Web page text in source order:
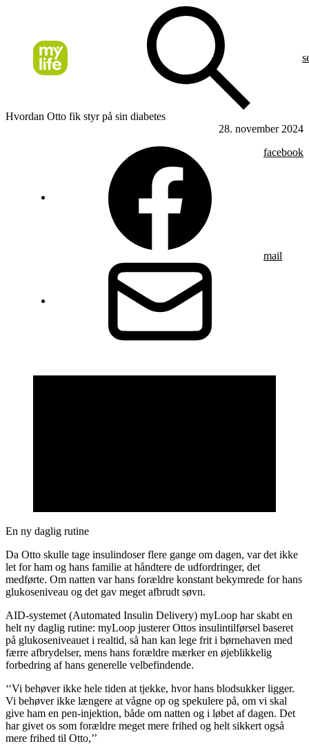
Hvordan Otto fik styr på sin diabetes
28. november 2024
facebook
mail
En ny daglig rutine
Da Otto skulle tage insulindoser flere gange om dagen, var det ikke
let for ham og hans familie at håndtere de udfordringer, det
medførte. Om natten var hans forældre konstant bekymrede for hans
glukoseniveau og det gav meget afbrudt søvn.
AID-systemet (Automated Insulin Delivery) myLoop har skabt en
helt ny daglig rutine: myLoop justerer Ottos insulintilførsel baseret
på glukoseniveauet i realtid, så han kan lege frit i børnehaven med
færre afbrydelser, mens hans forældre mærker en øjeblikkelig
forbedring af hans generelle velbefindende.
‘‘Vi behøver ikke hele tiden at tjekke, hvor hans blodsukker ligger.
Vi behøver ikke længere at vågne op og spekulere på, om vi skal
give ham en pen-injektion, både om natten og i løbet af dagen. Det
har givet os som forældre meget mere frihed og helt sikkert også
mere frihed til Otto,’’